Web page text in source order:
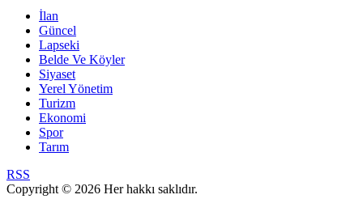
İlan
Güncel
Lapseki
Belde Ve Köyler
Siyaset
Yerel Yönetim
Turizm
Ekonomi
Spor
Tarım
RSS
Copyright © 2026 Her hakkı saklıdır.